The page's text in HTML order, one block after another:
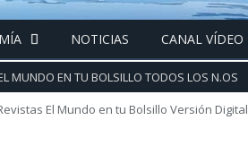
NOTICIAS CANAL VÍDEO
MUNDO EN TU BOLSILLO TODOS LOS N.OS
El Mundo en tu Bolsillo Versión Digital